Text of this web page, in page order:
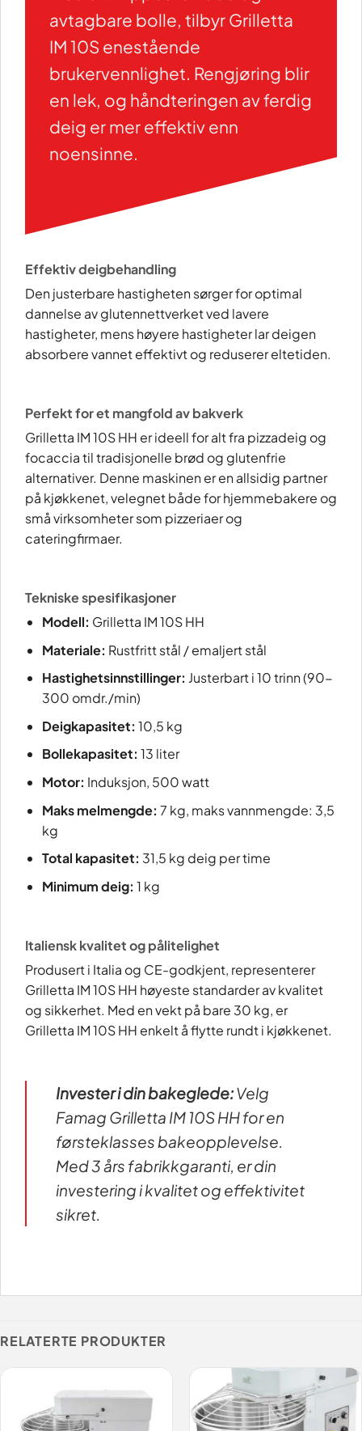
avtagbare bolle, tilbyr Grilletta
IM 10S enestående
brukervennlighet. Rengjøring blir
en lek, og håndteringen av ferdig
deig er mer effektiv enn
noensinne.
Effektiv deigbehandling
Den justerbare hastigheten sørger for optimal
dannelse av glutennettverket ved lavere
hastigheter, mens høyere hastigheter lar deigen
absorbere vannet effektivt og reduserer eltetiden.
Perfekt for et mangfold av bakverk
Grilletta IM 10S HH er ideell for alt fra pizzadeig og
focaccia til tradisjonelle brød og glutenfrie
alternativer. Denne maskinen er en allsidig partner
på kjøkkenet, velegnet både for hjemmebakere og
små virksomheter som pizzeriaer og
cateringfirmaer.
Tekniske spesifikasjoner
Modell: Grilletta IM 10S HH
Materiale: Rustfritt stål / emaljert stål
Hastighetsinnstillinger: Justerbart i 10 trinn (90-
300 omdr./min)
Deigkapasitet: 10,5 kg
Bollekapasitet: 13 liter
Motor: Induksjon, 500 watt
Maks melmengde: 7 kg, maks vannmengde: 3,5
kg
Total kapasitet: 31,5 kg deig per time
Minimum deig: 1 kg
Italiensk kvalitet og pålitelighet
Produsert i Italia og CE-godkjent, representerer
Grilletta IM 10S HH høyeste standarder av kvalitet
og sikkerhet. Med en vekt på bare 30 kg, er
Grilletta IM 10S HH enkelt å flytte rundt i kjøkkenet.
Invester i din bakeglede:Velg
Famag Grilletta IM 10S HH for en
førsteklasses bakeopplevelse.
Med 3 års fabrikkgaranti, er din
investering i kvalitet og effektivitet
sikret.
RELATERTE PRODUKTER